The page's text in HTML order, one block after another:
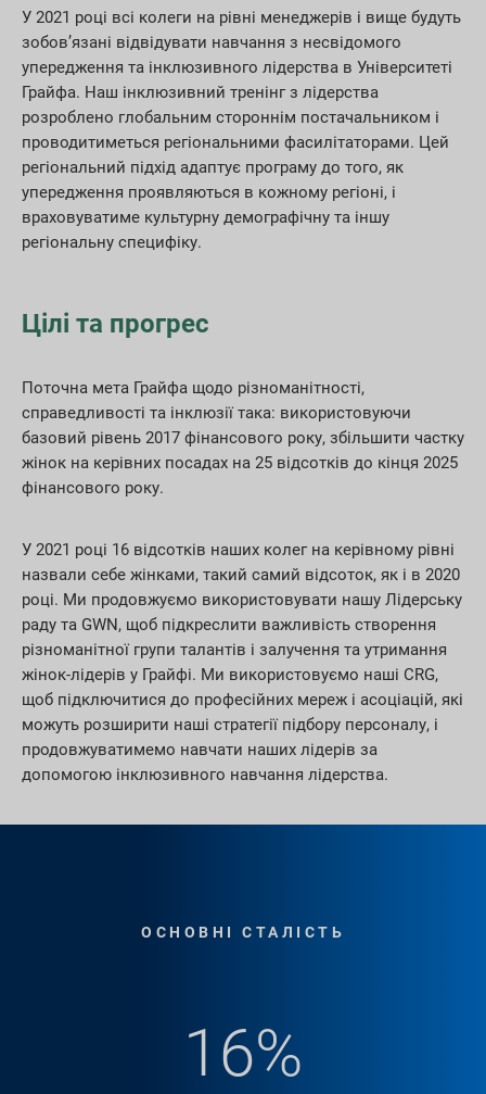
У 2021 році всі колеги на рівні менеджерів і вище будуть
зобов’язані відвідувати навчання з несвідомого
упередження та інклюзивного лідерства в Університеті
Грайфа. Наш інклюзивний тренінг з лідерства
розроблено глобальним стороннім постачальником і
проводитиметься регіональними фасилітаторами. Цей
регіональний підхід адаптує програму до того, як
упередження проявляються в кожному регіоні, і
враховуватиме культурну демографічну та іншу
регіональну специфіку.
Цілі та прогрес
Поточна мета Грайфа щодо різноманітності,
справедливості та інклюзії така: використовуючи
базовий рівень 2017 фінансового року, збільшити частку
жінок на керівних посадах на 25 відсотків до кінця 2025
фінансового року.
У 2021 році 16 відсотків наших колег на керівному рівні
назвали себе жінками, такий самий відсоток, як і в 2020
році. Ми продовжуємо використовувати нашу Лідерську
раду та GWN, щоб підкреслити важливість створення
різноманітної групи талантів і залучення та утримання
жінок-лідерів у Грайфі. Ми використовуємо наші CRG,
щоб підключитися до професійних мереж і асоціацій, які
можуть розширити наші стратегії підбору персоналу, і
продовжуватимемо навчати наших лідерів за
допомогою інклюзивного навчання лідерства.
ОСНОВНІ СТАЛІСТЬ
16%